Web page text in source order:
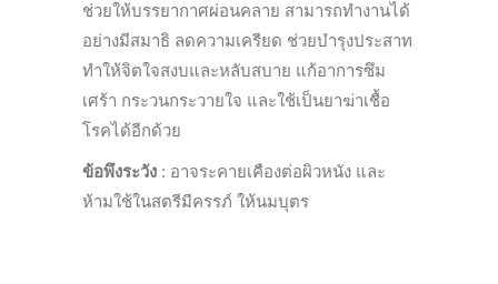
ช่วยให้บรรยากาศผ่อนคลาย สามารถทำงานได้
อย่างมีสมาธิ ลดความเครียด ช่วยบำรุงประสาท
ทำให้จิตใจสงบและหลับสบาย แก้อาการซึม
เศร้า กระวนกระวายใจ และใช้เป็นยาฆ่าเชื้อ
โรคได้อีกด้วย
ข้อพึงระวัง : อาจระคายเคืองต่อผิวหนัง และ
ห้ามใช้ในสตรีมีครรภ์ ให้นมบุตร